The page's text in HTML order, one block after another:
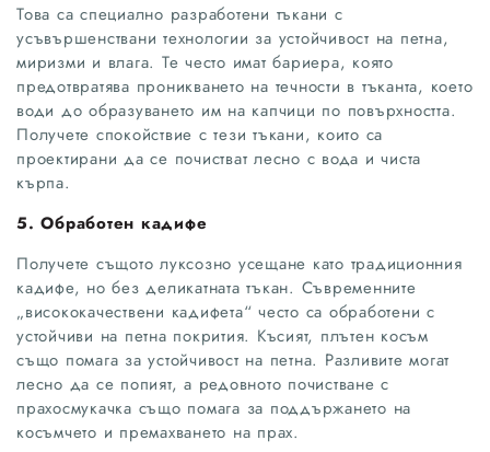
Това са специално разработени тъкани с
усъвършенствани технологии за устойчивост на петна,
миризми и влага. Те често имат бариера, която
предотвратява проникването на течности в тъканта, което
води до образуването им на капчици по повърхността.
Получете спокойствие с тези тъкани, които са
проектирани да се почистват лесно с вода и чиста
кърпа.
5. Обработен кадифе
Получете същото луксозно усещане като традиционния
кадифе, но без деликатната тъкан. Съвременните
„висококачествени кадифета“ често са обработени с
устойчиви на петна покрития. Късият, плътен косъм
също помага за устойчивост на петна. Разливите могат
лесно да се попият, а редовното почистване с
прахосмукачка също помага за поддържането на
косъмчето и премахването на прах.